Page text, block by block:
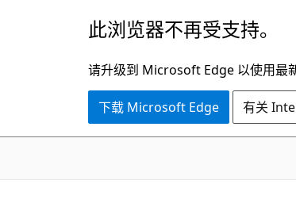
此浏览器不再受支持。
请升级到 Microsoft Edge 以使用最
下载 Microsoft Edge 有关